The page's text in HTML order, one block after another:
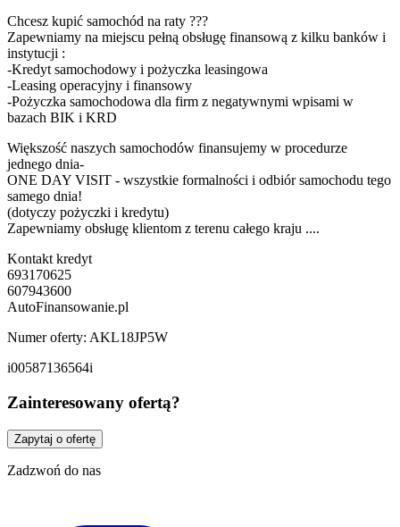
Chcesz kupić samochód na raty ???
Zapewniamy na miejscu pełną obsługę finansową z kilku banków i
instytucji :
-Kredyt samochodowy i pożyczka leasingowa
-Leasing operacyjny i finansowy
-Pożyczka samochodowa dla firm z negatywnymi wpisami w
bazach BIK i KRD
Większość naszych samochodów finansujemy w procedurze
jednego dnia-
ONE DAY VISIT - wszystkie formalności i odbiór samochodu tego
samego dnia!
(dotyczy pożyczki i kredytu)
Zapewniamy obsługę klientom z terenu całego kraju ....
Kontakt kredyt
693170625
607943600
AutoFinansowanie.pl
Numer oferty: AKL18JP5W
i00587136564i
Zainteresowany ofertą?
Zapytaj o ofertę
Zadzwoń do nas